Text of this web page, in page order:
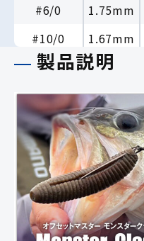
#6/0
1.75mm
#10/0
1.67mm
製品説明